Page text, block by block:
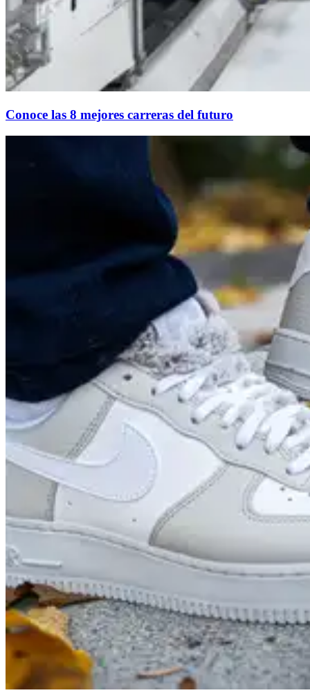
Conoce las 8 mejores carreras del futuro